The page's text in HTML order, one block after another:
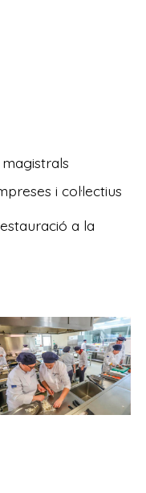
magistrals
i col·lectius
a la